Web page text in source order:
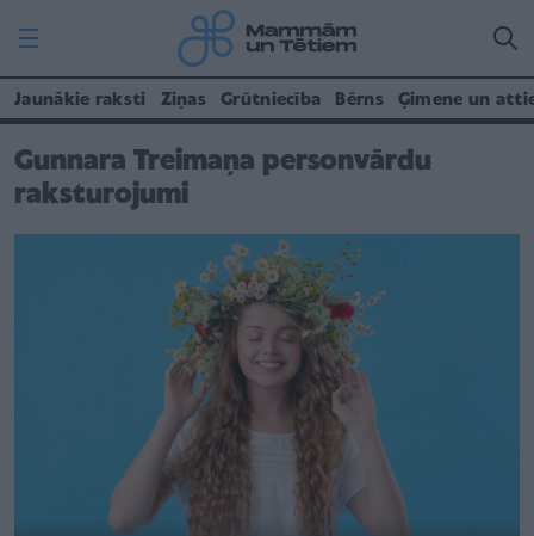
Jaunākie raksti Ziņas Grūtniecība Bērns Ģimene un
Gunnara Treimaņa personvārdu
raksturojumi